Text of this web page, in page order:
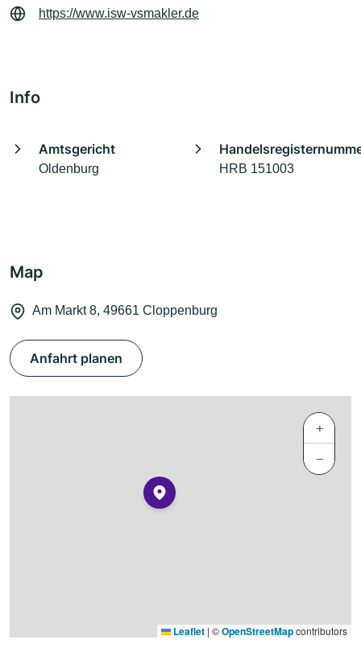
https://www.isw-vsmakler.de
Info
Amtsgericht
Oldenburg HRB 151003
Map
Am Markt 8, 49661 Cloppenburg
Anfahrt planen
+
−
Leaflet | ©OpenStreetMapcontributors